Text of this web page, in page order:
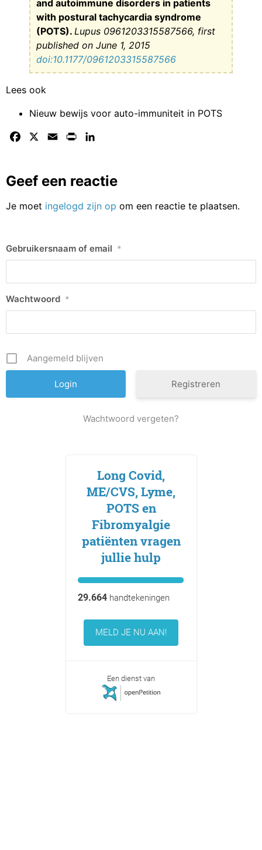
and autoimmune disorders in patients
with postural tachycardia syndrome
(POTS). Lupus 0961203315587566, first
published on June 1, 2015
doi:10.1177/0961203315587566
Lees ook
Nieuw bewijs voor auto-immuniteit in POTS
Facebook Email Print
Geef een reactie
Je moet ingelogd zijn op om een reactie te plaatsen.
Gebruikersnaam of email *
Wachtwoord *
Aangemeld blijven
Registreren
Wachtwoord vergeten?
Long Covid,
ME/CVS, Lyme,
POTS en
Fibromyalgie
patiënten vragen
jullie hulp
29.664handtekeningen
MELD JE NU AAN!
Een dienst van